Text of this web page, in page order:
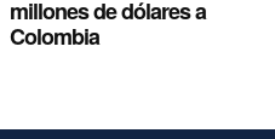
millones de dólares a
Colombia